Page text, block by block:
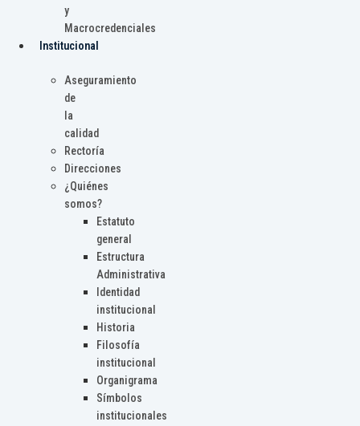
y
Macrocredenciales
Institucional
Aseguramiento
de
la
calidad
Rectoría
Direcciones
¿Quiénes
somos?
Estatuto
general
Estructura
Administrativa
Identidad
institucional
Historia
Filosofía
institucional
Organigrama
Símbolos
institucionales